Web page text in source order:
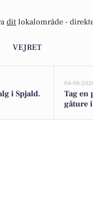
dit lokalområde -
VEJRET
i Spjald.
04-08-
Tag en
gåture